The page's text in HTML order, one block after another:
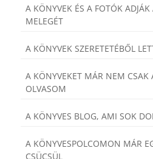
A KÖNYVEK ÉS A FOTÓK
MELEGÉT
A KÖNYVEK SZERETETÉBŐL
A KÖNYVEKET MÁR NEM CSAK
OLVASOM
A KÖNYVES BLOG, AMI SOK
A KÖNYVESPOLCOMON MÁR
CSÜCSÜL